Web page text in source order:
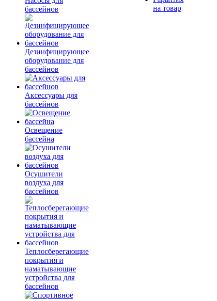
бассейнов
Дезинфицирующее
оборудование для
бассейнов
Аксессуары для
бассейнов
Освещение
бассейна
Осушители
воздуха для
бассейнов
Теплосберегающие
покрытия и
наматывающие
устройства для
бассейнов
на товар